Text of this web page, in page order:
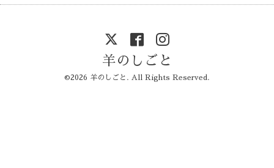
羊のしごと
©2026 羊のしごと . All Rights Reserved.